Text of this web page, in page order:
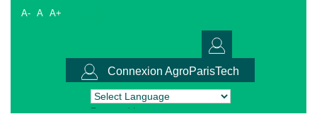
A- A A+
Connexion AgroParisTech
Powered by Translate